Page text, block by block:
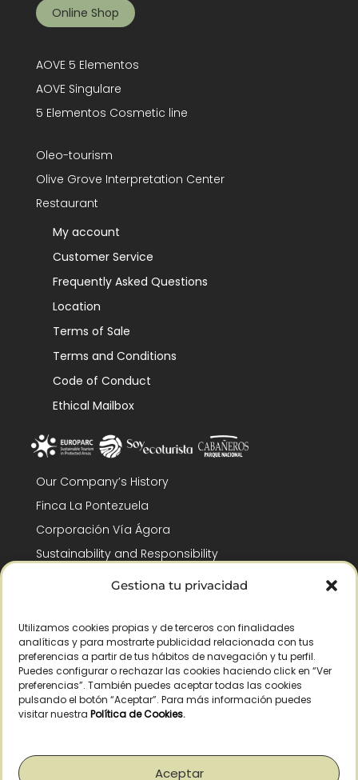
Gestiona tu privacidad
Utilizamos cookies propias y de terceros con finalidades
analíticas y para mostrarte publicidad relacionada con tus
preferencias a partir de tus hábitos de navegación y tu perfil.
Puedes configurar o rechazar las cookies haciendo click en “Ver
preferencias”. También puedes aceptar todas las cookies
pulsando el botón “Aceptar”. Para más información puedes
visitar nuestra Política de Cookies.
Aceptar
Online Shop
AOVE 5 Elementos
AOVE Singulare
5 Elementos Cosmetic line
Oleo-tourism
Olive Grove Interpretation Center
Restaurant
My account
Customer Service
Frequently Asked Questions
Location
Terms of Sale
Terms and Conditions
Code of Conduct
Ethical Mailbox
Our Company’s History
Finca La Pontezuela
Corporación Vía Ágora
Sustainability and Responsibility
CSR and Fundación Gómez-Pintado
Recognitions
Legal warning|Privacy policy|Cookies policy|Right of withdrawal